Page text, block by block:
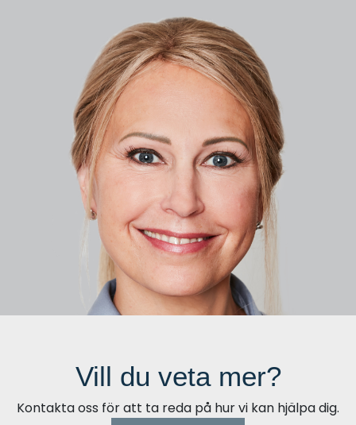
Vill du veta mer?
Kontakta oss för att ta reda på hur vi kan hjälpa dig.